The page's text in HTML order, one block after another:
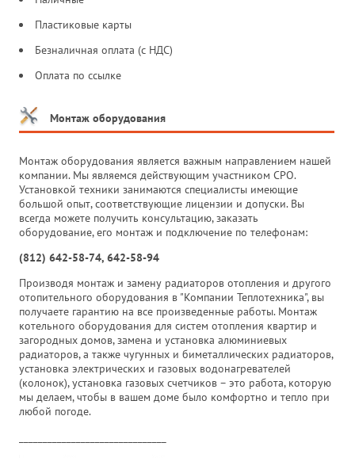
Пластиковые карты
Безналичная оплата (с НДС)
Оплата по ссылке
Монтаж оборудования
Монтаж оборудования является важным направлением нашей
компании. Мы являемся действующим участником СРО.
Установкой техники занимаются специалисты имеющие
большой опыт, соответствующие лицензии и допуски. Вы
всегда можете получить консультацию, заказать
оборудование, его монтаж и подключение по телефонам:
(812) 642-58-74, 642-58-94
Производя монтаж и замену радиаторов отопления и другого
отопительного оборудования в "Компании Теплотехника", вы
получаете гарантию на все произведенные работы. Монтаж
котельного оборудования для систем отопления квартир и
загородных домов, замена и установка алюминиевых
радиаторов, а также чугунных и биметаллических радиаторов,
установка электрических и газовых водонагревателей
(колонок), установка газовых счетчиков – это работа, которую
мы делаем, чтобы в вашем доме было комфортно и тепло при
любой погоде.